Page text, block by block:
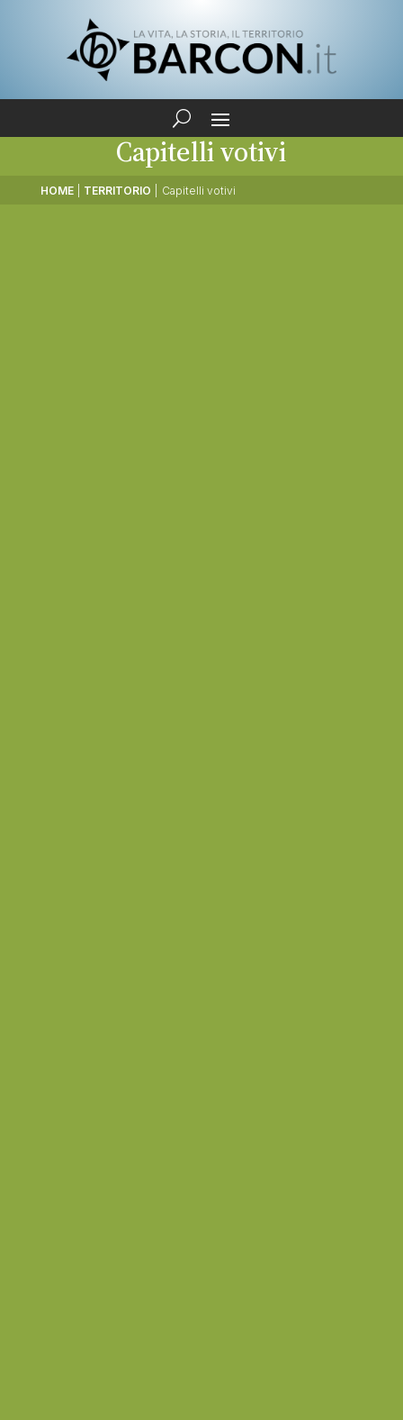
Capitelli votivi
HOME TERRITORIO Capitelli votivi